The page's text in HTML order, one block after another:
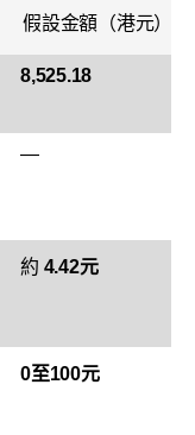
假設金額（港元）
8,525.18
—
約 4.42元
0至100元